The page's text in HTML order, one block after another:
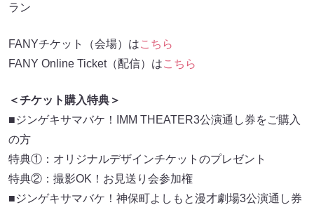
ラン
FANYチケット（会場）はこちら
FANY Online Ticket（配信）はこちら
＜チケット購入特典＞
■ジンゲキサマバケ！IMM THEATER3公演通し券をご購入
の方
特典①：オリジナルデザインチケットのプレゼント
特典②：撮影OK！お見送り会参加権
■ジンゲキサマバケ！神保町よしもと漫才劇場3公演通し券